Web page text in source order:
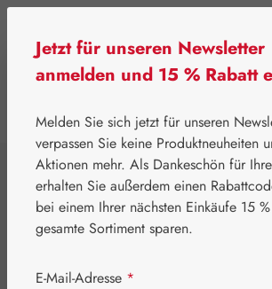
⌂ Leitner Lifecare
FES Quintessentials
Lotus Tropfen
Jetzt für unseren Newsletter
anmelden und 15 % Rabatt
Melden Sie sich jetzt für unseren
verpassen Sie keine Produktneuheiten
Aktionen mehr. Als Dankeschön für
erhalten Sie außerdem einen
bei einem Ihrer nächsten Einkäufe 15
gesamte Sortiment sparen.
E-Mail-Adresse *